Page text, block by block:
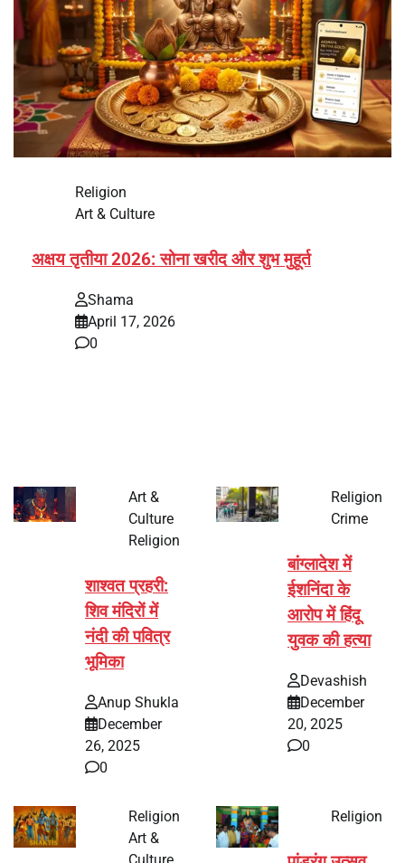
Religion
Art & Culture
अक्षय तृतीया 2026: सोना खरीद और शुभ मुहूर्त
Shama
April 17, 2026
0
Art &
Culture
Religion
शाश्वत प्रहरी:
शिव मंदिरों में
नंदी की पवित्र
भूमिका
Anup Shukla
December
26, 2025
0
Religion
Crime
बांग्लादेश में
ईशनिंदा के
आरोप में हिंदू
युवक की हत्या
Devashish
December
20, 2025
0
Religion
Art &
Religion